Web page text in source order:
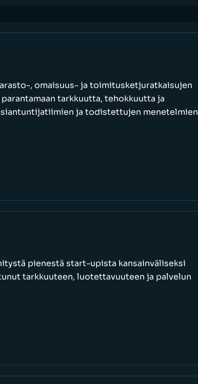
, omaisuus- ja toimitusketjuratkaisujen
tarkkuutta, tehokkuutta ja
ja todistettujen menetelmien
pienestä start-upista kansainväliseksi
tarkkuuteen, luotettavuuteen ja palvelun